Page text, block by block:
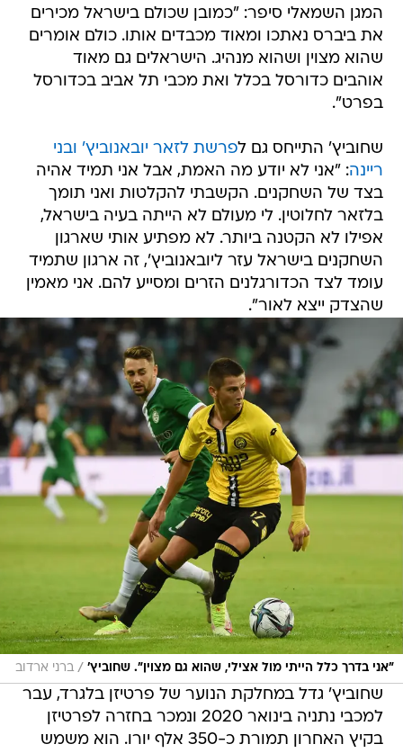
המגן השמאלי סיפר: "כמובן שכולם בישראל מכירים
את ביברס נאתכו ומאוד מכבדים אותו. כולם אומרים
שהוא מצוין ושהוא מנהיג. הישראלים גם מאוד
אוהבים כדורסל בכלל ואת מכבי תל אביב בכדורסל
בפרט".
שחוביץ' התייחס גם לפרשת לזאר יובאנוביץ' ובני
ריינה: "אני לא יודע מה האמת, אבל אני תמיד אהיה
בצד של השחקנים. הקשבתי להקלטות ואני תומך
בלזאר לחלוטין. לי מעולם לא הייתה בעיה בישראל,
אפילו לא הקטנה ביותר. לא מפתיע אותי שארגון
השחקנים בישראל עזר ליובאנוביץ', זה ארגון שתמיד
עומד לצד הכדורגלנים הזרים ומסייע להם. אני מאמין
שהצדק ייצא לאור".
"אני בדרך כלל הייתי מול אצילי, שהוא גם מצוין". שחוביץ' / ברני ארדוב
שחוביץ' גדל במחלקת הנוער של פרטיזן בלגרד, עבר
למכבי נתניה בינואר 2020 ונמכר בחזרה לפרטיזן
בקיץ האחרון תמורת כ-350 אלף יורו. הוא משמש